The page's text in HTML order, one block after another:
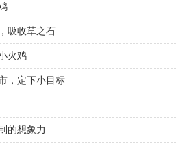
吸收草之石
火鸡
，定下小目标
的想象力